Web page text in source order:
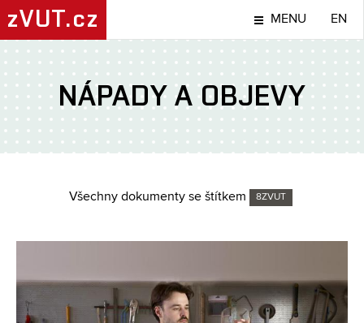
zVUT.cz MENU EN
NÁPADY A OBJEVY
Všechny dokumenty se štítkem 8ZVUT